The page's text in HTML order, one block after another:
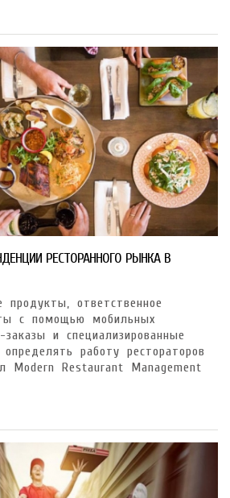
РЕСТОРАННОГО РЫНКА В
продукты, ответственное
с помощью мобильных
и специализированные
работу рестораторов
Modern Restaurant Management